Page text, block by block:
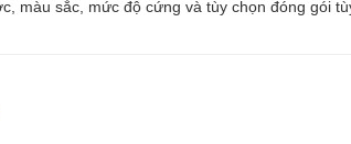
màu sắc, mức độ cứng và tùy chọn đóng gói